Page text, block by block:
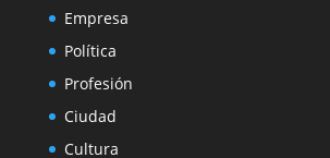
Empresa
Política
Profesión
Ciudad
Cultura